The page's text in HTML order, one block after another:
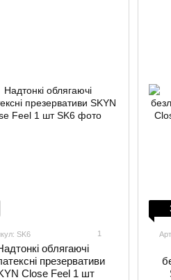
SK6 1
облягаючі
презервативи
Close Feel 1 шт